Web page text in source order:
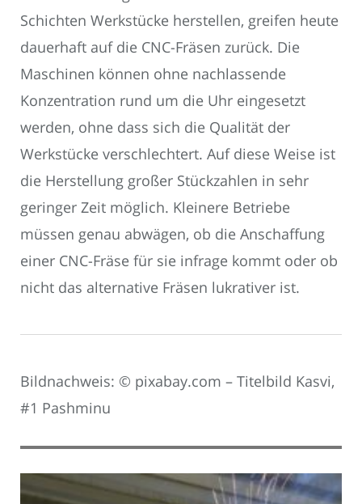
Schichten Werkstücke herstellen, greifen heute
dauerhaft auf die CNC-Fräsen zurück. Die
Maschinen können ohne nachlassende
Konzentration rund um die Uhr eingesetzt
werden, ohne dass sich die Qualität der
Werkstücke verschlechtert. Auf diese Weise ist
die Herstellung großer Stückzahlen in sehr
geringer Zeit möglich. Kleinere Betriebe
müssen genau abwägen, ob die Anschaffung
einer CNC-Fräse für sie infrage kommt oder ob
nicht das alternative Fräsen lukrativer ist.
Bildnachweis: © pixabay.com – Titelbild Kasvi,
#1 Pashminu